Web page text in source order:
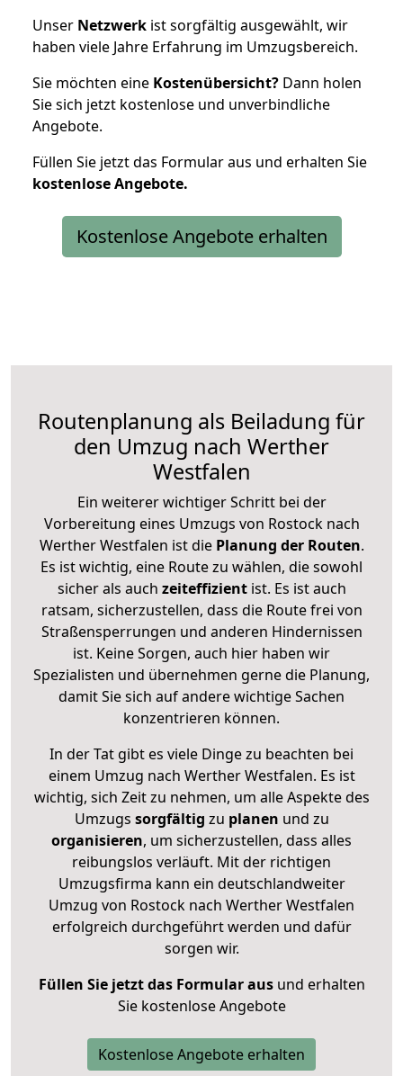
Unser Netzwerk ist sorgfältig ausgewählt, wir
haben viele Jahre Erfahrung im Umzugsbereich.
Sie möchten eine Kostenübersicht? Dann holen
Sie sich jetzt kostenlose und unverbindliche
Angebote.
Füllen Sie jetzt das Formular aus und erhalten Sie
kostenloseAngebote.
Kostenlose Angebote erhalten
Routenplanung als Beiladung für
den Umzug nach Werther
Westfalen
Ein weiterer wichtiger Schritt bei der
Vorbereitung eines Umzugs von Rostock nach
Werther Westfalen ist diePlanung der Routen.
Es ist wichtig, eine Route zu wählen, die sowohl
sicher als auch zeiteffizientist. Es ist auch
ratsam, sicherzustellen, dass die Route frei von
Straßensperrungen und anderen Hindernissen
ist. Keine Sorgen, auch hier haben wir
Spezialisten und übernehmen gerne die Planung,
damit Sie sich auf andere wichtige Sachen
konzentrieren können.
In der Tat gibt es viele Dinge zu beachten bei
einem Umzug nach Werther Westfalen. Es ist
wichtig, sich Zeit zu nehmen, um alle Aspekte des
Umzugs sorgfältig zu planen und zu
organisieren, um sicherzustellen, dass alles
reibungslos verläuft. Mit der richtigen
Umzugsfirma kann ein deutschlandweiter
Umzug von Rostock nach Werther Westfalen
erfolgreich durchgeführt werden und dafür
sorgen wir.
Füllen Sie jetzt das Formular ausund erhalten
Sie kostenlose Angebote
Kostenlose Angebote erhalten